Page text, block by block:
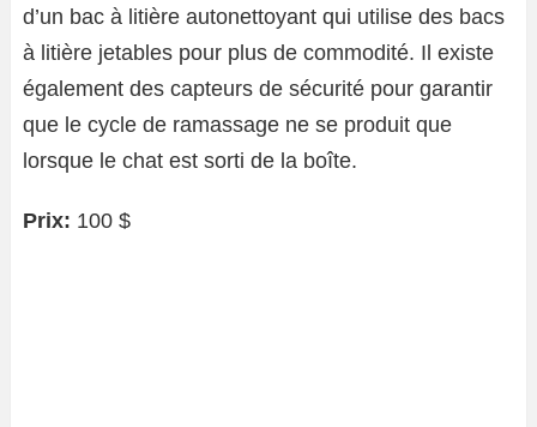
d’un bac à litière autonettoyant qui utilise des bacs
à litière jetables pour plus de commodité. Il existe
également des capteurs de sécurité pour garantir
que le cycle de ramassage ne se produit que
lorsque le chat est sorti de la boîte.
Prix: 100 $